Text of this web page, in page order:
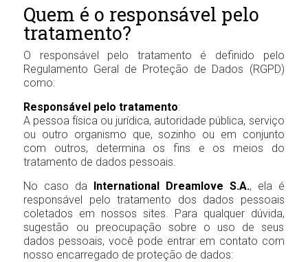
Quem é o responsável pelo
tratamento?
O responsável pelo tratamento é definido pelo
Regulamento Geral de Proteção de Dados (RGPD)
como:
Responsável pelo tratamento:
A pessoa física ou jurídica, autoridade pública, serviço
ou outro organismo que, sozinho ou em conjunto
com outros, determina os fins e os meios do
tratamento de dados pessoais.
No caso da International Dreamlove S.A., ela é
responsável pelo tratamento dos dados pessoais
coletados em nossos sites. Para qualquer dúvida,
sugestão ou preocupação sobre o uso de seus
dados pessoais, você pode entrar em contato com
nosso encarregado de proteção de dados: